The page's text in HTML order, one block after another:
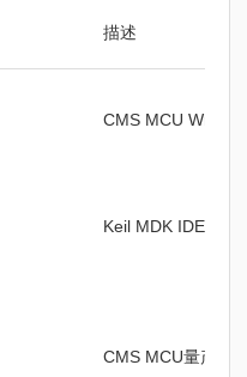
包含
描述
CMS MCU Writer
Keil MDK IDE编译
CMS MCU量产烧